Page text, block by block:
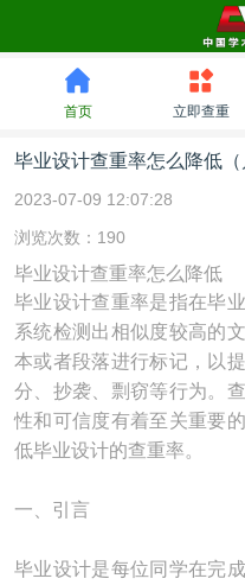
首页 立即查重
毕业设计查重率怎么降低（
2023-07-09 12:07:28
浏览次数：190
毕业设计查重率怎么降低
毕业设计查重率是指在毕
系统检测出相似度较高的
本或者段落进行标记，以
分、抄袭、剽窃等行为。
性和可信度有着至关重要
低毕业设计的查重率。
一、引言
毕业设计是每位同学在完